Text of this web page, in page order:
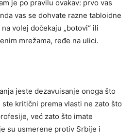
je po pravilu ovakav: prvo vas
vas se dohvate razne tabloidne
volej dočekaju „botovi“ ili
mrežama, ređe na ulici.
jeste dezavuisanje onoga što
ste kritični prema vlasti ne zato što
već zato što imate
su usmerene protiv Srbije i